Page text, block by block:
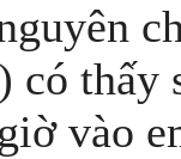
có
vào